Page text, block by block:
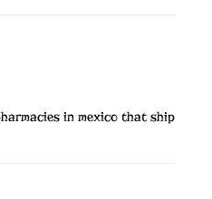
in mexico that ship